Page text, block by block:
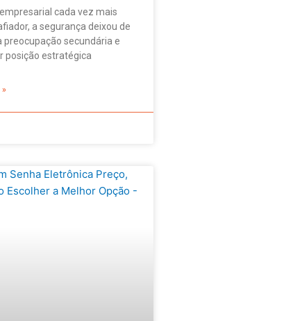
cada vez mais
a segurança deixou de
preocupação secundária e
posição estratégica
»